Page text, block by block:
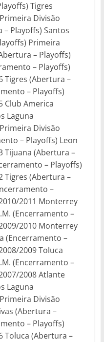
Tigres
Divisão
– Playoffs) Santos
Primeira
– Playoffs)
– Playoffs)
Tigres (Abertura –
– Playoffs)
Club America
Laguna
Divisão
– Playoffs) Leon
Tijuana (Abertura –
– Playoffs)
Tigres (Abertura –
–
2011 Monterrey
(Encerramento –
2010 Monterrey
(Encerramento –
2009 Toluca
(Encerramento –
2008 Atlante
Laguna
Divisão
(Abertura –
– Playoffs)
Toluca (Abertura –